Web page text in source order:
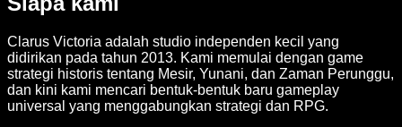
Clarus Victoria adalah studio independen kecil yang
didirikan pada tahun 2013. Kami memulai dengan game
strategi historis tentang Mesir, Yunani, dan Zaman Perunggu,
dan kini kami mencari bentuk-bentuk baru gameplay
universal yang menggabungkan strategi dan RPG.